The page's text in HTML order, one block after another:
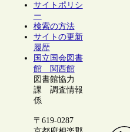
サイトポリシ
ー
検索の方法
サイトの更新
履歴
国立国会図書
館 関西館
図書館協力
課 調査情報
係
〒619-0287